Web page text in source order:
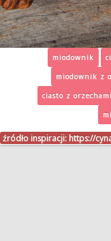
miodownik
miodownik z
ciasto z
źródło inspiracji: https://